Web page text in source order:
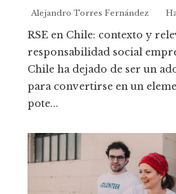
Alejandro Torres Fernández
RSE en Chile: contexto y
responsabilidad social
Chile ha dejado de ser un
para convertirse en un
pote...